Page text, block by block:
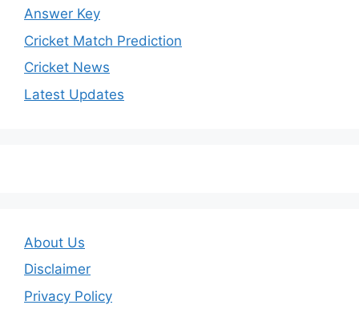
Answer Key
Cricket Match Prediction
Cricket News
Latest Updates
About Us
Disclaimer
Privacy Policy